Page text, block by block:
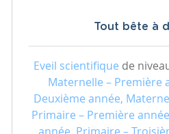
Tout bête à
Eveil scientifique de
Maternelle – Première
Deuxième année,
Primaire – Première